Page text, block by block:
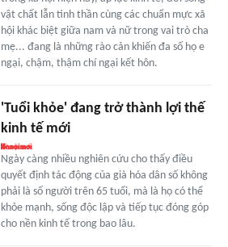
vật chất lẫn tinh thần cùng các chuẩn mực xã
hội khác biệt giữa nam và nữ trong vai trò cha
mẹ... đang là những rào cản khiến đa số họ e
ngại, chậm, thậm chí ngại kết hôn.
'Tuổi khỏe' đang trở thành lợi thế
kinh tế mới
Ngày càng nhiều nghiên cứu cho thấy điều
quyết định tác động của già hóa dân số không
phải là số người trên 65 tuổi, mà là họ có thể
khỏe mạnh, sống độc lập và tiếp tục đóng góp
cho nền kinh tế trong bao lâu.